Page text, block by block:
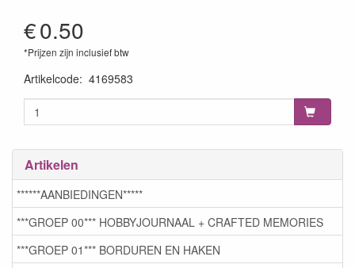
€0.50
*Prijzen zijn inclusief btw
Artikelcode: 4169583
Artikelen
******AANBIEDINGEN*****
***GROEP 00*** HOBBYJOURNAAL + CRAFTED MEMORIES
***GROEP 01*** BORDUREN EN HAKEN